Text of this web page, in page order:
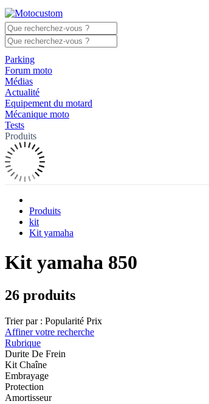
Parking
Forum moto
Médias
Actualité
Equipement du motard
Mécanique moto
Tests
Produits
Produits
kit
Kit yamaha
Kit yamaha 850
26 produits
Trier par : Popularité Prix
Affiner votre recherche
Rubrique
Durite De Frein
Kit Chaîne
Embrayage
Protection
Amortisseur